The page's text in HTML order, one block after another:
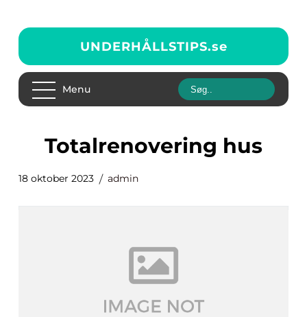
UNDERHÅLLSTIPS.se
Menu
totalrenovering hus
18 oktober 2023 admin